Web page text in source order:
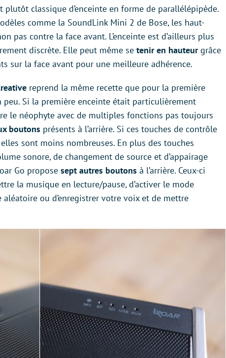
plutôt classique d’enceinte en forme de parallélépipède.
comme la SoundLink Mini 2 de Bose, les haut-
pas contre la face avant. L’enceinte est d’ailleurs plus
discrète. Elle peut même se tenir en hauteurgrâce
sur la face avant pour une meilleure adhérence.
reprend la même recette que pour la première
peu. Si la première enceinte était particulièrement
le néophyte avec de multiples fonctions pas toujours
boutons présents à l’arrière. Si ces touches de contrôle
sont moins nombreuses. En plus des touches
sonore, de changement de source et d’appairage
Go propose sept autres boutons à l’arrière. Ceux-ci
la musique en lecture/pause, d’activer le mode
ou d’enregistrer votre voix et de mettre